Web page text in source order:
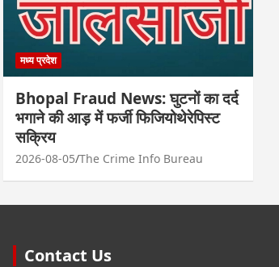
मध्य प्रदेश
Bhopal Fraud News: घुटनों का दर्द
भगाने की आड़ में फर्जी फिजियोथेरेपिस्ट
सक्रिय
2026-08-05 The Crime Info Bureau
Contact Us